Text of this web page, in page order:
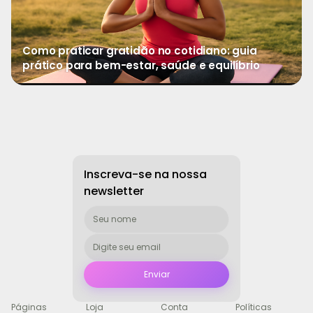
Como praticar gratidão no cotidiano: guia
prático para bem-estar, saúde e equilíbrio
Ver mais→
Inscreva-se na nossa
newsletter
Páginas Loja Conta Políticas